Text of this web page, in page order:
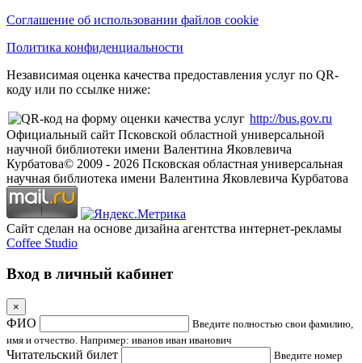
Соглашение об использовании файлов cookie
Политика конфиденциальности
Независимая оценка качества предоставления услуг по QR-
коду или по ссылке ниже:
http://bus.gov.ru
Официальный сайт Псковской областной универсальной
научной библиотеки имени Валентина Яковлевича
Курбатова© 2009 - 2026 Псковская областная универсальная
научная библиотека имени Валентина Яковлевича Курбатова
Сайт сделан на основе дизайна агентства интернет-рекламы
Coffee Studio
Вход в личный кабинет
×
ФИО
Введите полностью свои фамилию,
имя и отчество. Например: иванов иван иванович
Читательский билет
Введите номер